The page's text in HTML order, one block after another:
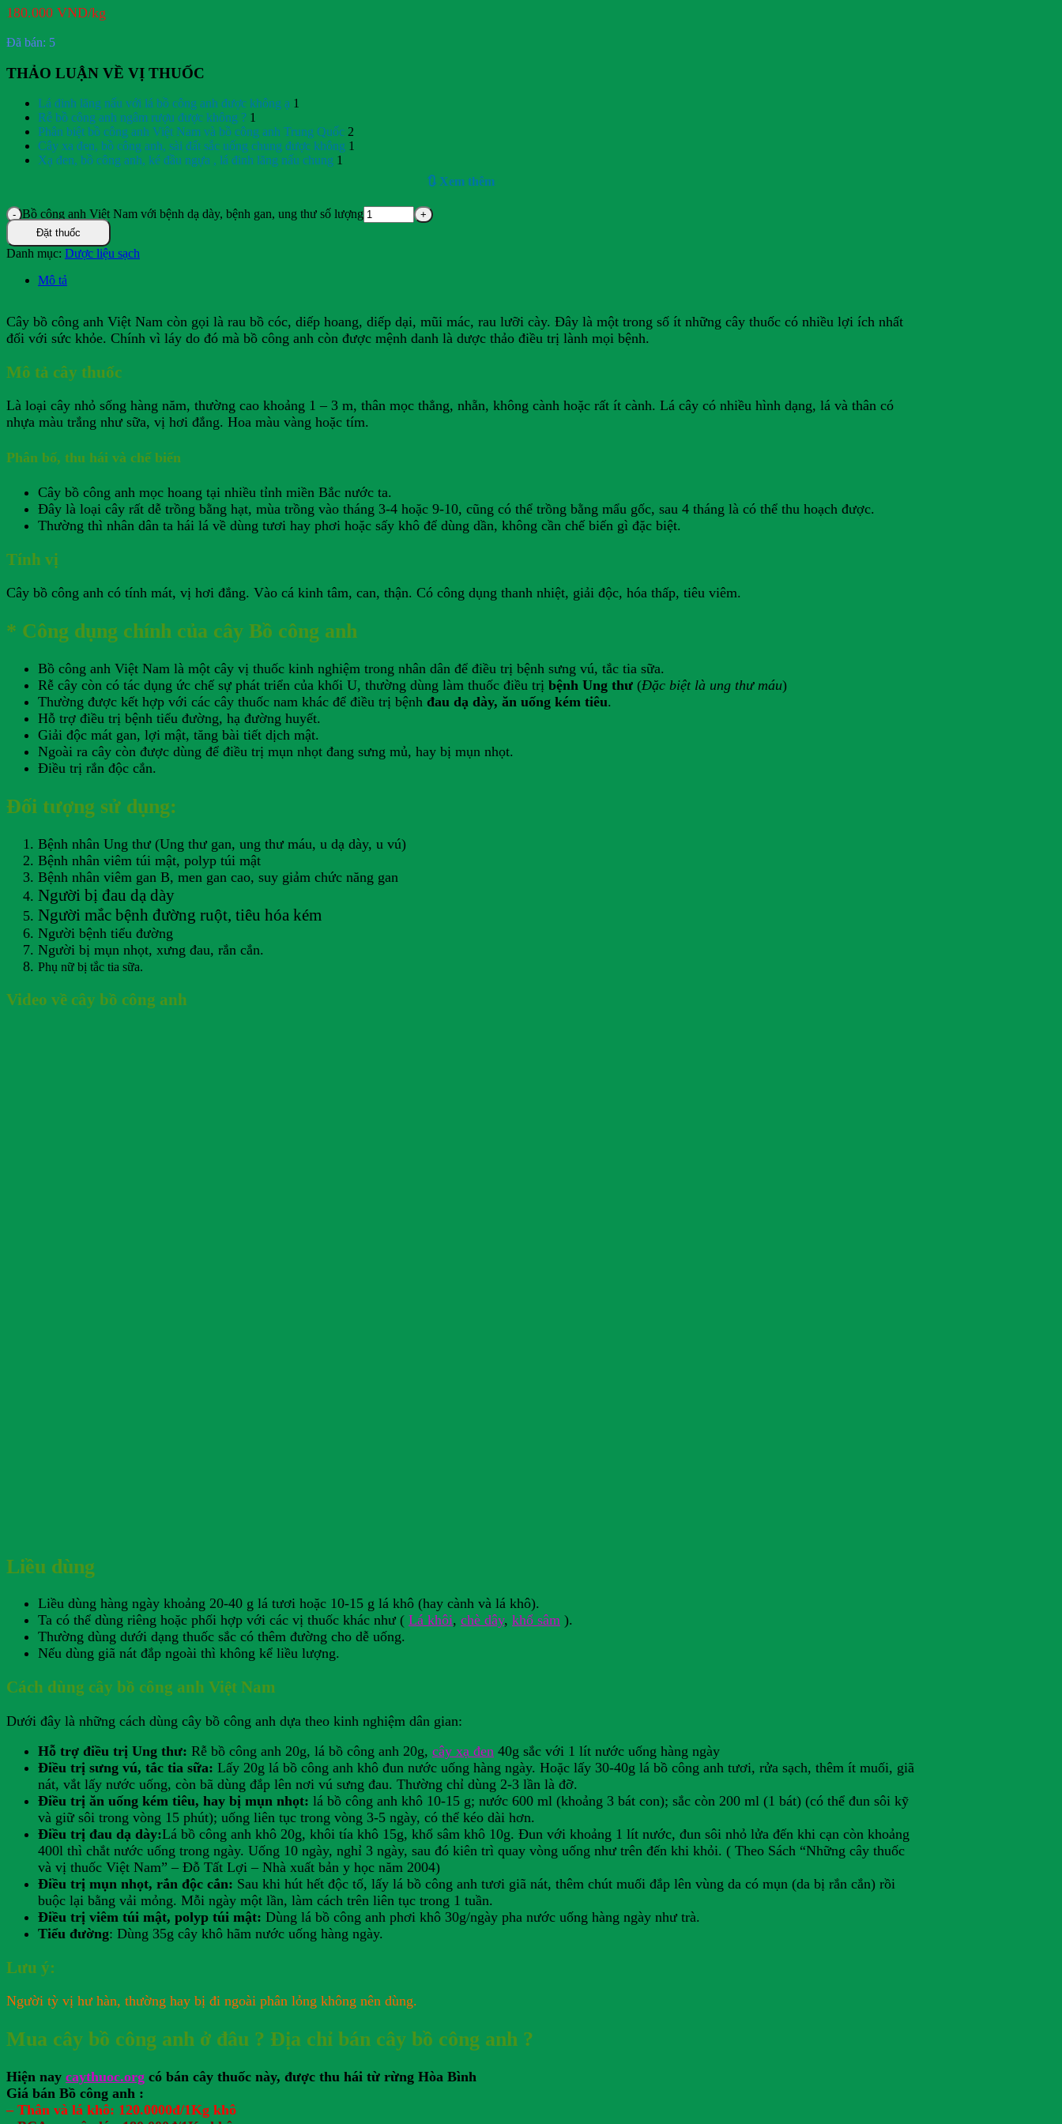
180.000 VND/kg
Đã bán: 5
THẢO LUẬN VỀ VỊ THUỐC
Lá đinh lăng nấu với lá bồ công anh được không ạ 1
Rễ bồ công anh ngâm rượu được không ? 1
Phân biệt bồ công anh Việt Nam và bồ công anh Trung Quốc 2
Cây xa đen, bồ công anh, sài đất sắc uống chung được không 1
Xạ đen, bồ công anh, ké đầu ngựa , lá đinh lăng nấu chung 1
🔃 Xem thêm
Bồ công anh Việt Nam với bệnh dạ dày, bệnh gan, ung thư số lượng
Đặt thuốc
Danh mục: Dược liệu sạch
Mô tả
Cây bồ công anh Việt Nam còn gọi là rau bồ cóc, diếp hoang, diếp dại, mũi mác, rau lưỡi cày. Đây là một trong số ít những cây thuốc có nhiều lợi ích nhất
đối với sức khỏe. Chính vì láy do đó mà bồ công anh còn được mệnh danh là dược thảo điều trị lành mọi bệnh.
Mô tả cây thuốc
Là loại cây nhỏ sống hàng năm, thường cao khoảng 1 – 3 m, thân mọc thẳng, nhẵn, không cành hoặc rất ít cành. Lá cây có nhiều hình dạng, lá và thân có
nhựa màu trắng như sữa, vị hơi đắng. Hoa màu vàng hoặc tím.
Phân bố, thu hái và chế biến
Cây bồ công anh mọc hoang tại nhiều tỉnh miền Bắc nước ta.
Đây là loại cây rất dễ trồng bằng hạt, mùa trồng vào tháng 3-4 hoặc 9-10, cũng có thể trồng bằng mẩu gốc, sau 4 tháng là có thể thu hoạch được.
Thường thì nhân dân ta hái lá về dùng tươi hay phơi hoặc sấy khô để dùng dần, không cần chế biến gì đặc biệt.
Tính vị
Cây bồ công anh có tính mát, vị hơi đắng. Vào cá kinh tâm, can, thận. Có công dụng thanh nhiệt, giải độc, hóa thấp, tiêu viêm.
* Công dụng chính của cây Bồ công anh
Bồ công anh Việt Nam là một cây vị thuốc kinh nghiệm trong nhân dân để điều trị bệnh sưng vú, tắc tia sữa.
Rễ cây còn có tác dụng ức chế sự phát triển của khối U, thường dùng làm thuốc điều trị bệnh Ung thư (Đặc biệt là ung thư máu)
Thường được kết hợp với các cây thuốc nam khác để điều trị bệnh đau dạ dày, ăn uống kém tiêu.
Hỗ trợ điều trị bệnh tiểu đường, hạ đường huyết.
Giải độc mát gan, lợi mật, tăng bài tiết dịch mật.
Ngoài ra cây còn được dùng để điều trị mụn nhọt đang sưng mủ, hay bị mụn nhọt.
Điều trị rắn độc cắn.
Đối tượng sử dụng:
Bệnh nhân Ung thư (Ung thư gan, ung thư máu, u dạ dày, u vú)
Bệnh nhân viêm túi mật, polyp túi mật
Bệnh nhân viêm gan B, men gan cao, suy giảm chức năng gan
Người bị đau dạ dày
Người mắc bệnh đường ruột, tiêu hóa kém
Người bệnh tiểu đường
Người bị mụn nhọt, xưng đau, rắn cắn.
Phụ nữ bị tắc tia sữa.
Video về cây bồ công anh
Liều dùng
Liều dùng hàng ngày khoảng 20-40 g lá tươi hoặc 10-15 g lá khô (hay cành và lá khô).
Ta có thể dùng riêng hoặc phối hợp với các vị thuốc khác như ( Lá khôi, chè dây, khổ sâm ).
Thường dùng dưới dạng thuốc sắc có thêm đường cho dễ uống.
Nếu dùng giã nát đắp ngoài thì không kể liều lượng.
Cách dùng cây bồ công anh Việt Nam
Dưới đây là những cách dùng cây bồ công anh dựa theo kinh nghiệm dân gian:
Hỗ trợ điều trị Ung thư: Rễ bồ công anh 20g, lá bồ công anh 20g, cây xạ đen 40g sắc với 1 lít nước uống hàng ngày
Điều trị sưng vú, tắc tia sữa: Lấy 20g lá bồ công anh khô đun nước uống hàng ngày. Hoặc lấy 30-40g lá bồ công anh tươi, rửa sạch, thêm ít muối, giã
nát, vắt lấy nước uống, còn bã dùng đắp lên nơi vú sưng đau. Thường chỉ dùng 2-3 lần là đỡ.
Điều trị ăn uống kém tiêu, hay bị mụn nhọt: lá bồ công anh khô 10-15 g; nước 600 ml (khoảng 3 bát con); sắc còn 200 ml (1 bát) (có thể đun sôi kỹ
và giữ sôi trong vòng 15 phút); uống liên tục trong vòng 3-5 ngày, có thể kéo dài hơn.
Điều trị đau dạ dày:Lá bồ công anh khô 20g, khôi tía khô 15g, khổ sâm khô 10g. Đun với khoảng 1 lít nước, đun sôi nhỏ lửa đến khi cạn còn khoảng
400l thì chắt nước uống trong ngày. Uống 10 ngày, nghỉ 3 ngày, sau đó kiên trì quay vòng uống như trên đến khi khỏi. ( Theo Sách “Những cây thuốc
và vị thuốc Việt Nam” – Đỗ Tất Lợi – Nhà xuất bản y học năm 2004)
Điều trị mụn nhọt, rắn độc cắn: Sau khi hút hết độc tố, lấy lá bồ công anh tươi giã nát, thêm chút muối đắp lên vùng da có mụn (da bị rắn cắn) rồi
buộc lại bằng vải mỏng. Mỗi ngày một lần, làm cách trên liên tục trong 1 tuần.
Điều trị viêm túi mật, polyp túi mật: Dùng lá bồ công anh phơi khô 30g/ngày pha nước uống hàng ngày như trà.
Tiểu đường: Dùng 35g cây khô hãm nước uống hàng ngày.
Lưu ý:
Người tỳ vị hư hàn, thường hay bị đi ngoài phân lỏng không nên dùng.
Mua cây bồ công anh ở đâu ? Địa chỉ bán cây bồ công anh ?
Hiện nay caythuoc.org có bán cây thuốc này, được thu hái từ rừng Hòa Bình
Giá bán Bồ công anh :
– Thân và lá khô: 120.0000đ/1Kg khô